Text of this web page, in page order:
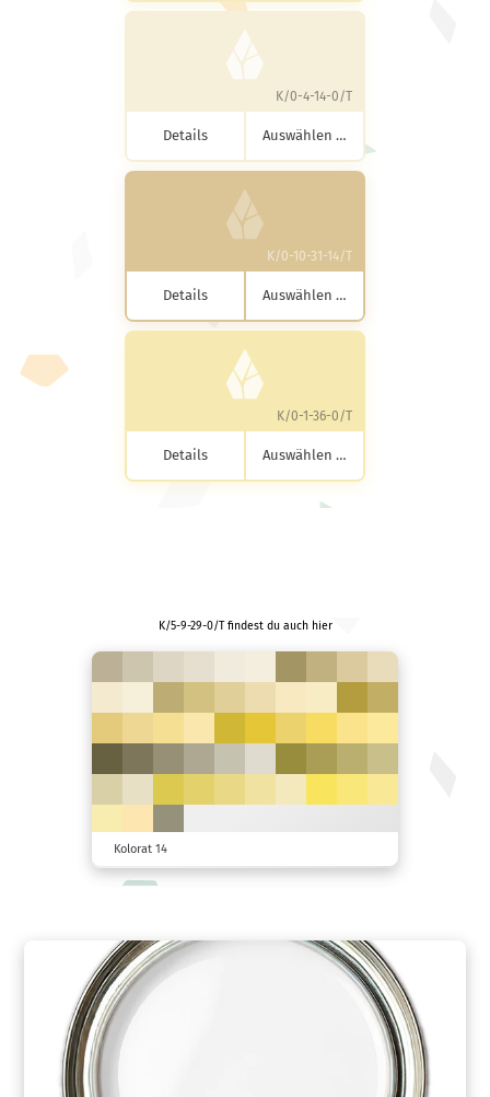
K/0-4-14-0/T
Details Auswählen …
K/0-10-31-14/T
Details Auswählen …
K/0-1-36-0/T
Details Auswählen …
K/5-9-29-0/T findest du auch hier
Kolorat 14